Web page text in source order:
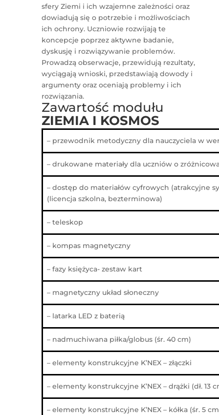
sfery Ziemi i ich wzajemne zależności oraz
dowiadują się o potrzebie i możliwościach
ich ochrony. Uczniowie rozwijają te
koncepcje poprzez aktywne badanie,
dyskusję i rozwiązywanie problemów.
Prowadzą obserwacje, przewidują rezultaty,
wyciągają wnioski, przedstawiają dowody i
argumenty oraz oceniają problemy i ich
rozwiązania.
Zawartość modułu
ZIEMIA I KOSMOS
– przewodnik metodyczny dla nauczyciela w
– drukowane materiały dla uczniów o
– dostęp do materiałów cyfrowych (atrakcyjne
(licencja szkolna, bezterminowa)
– teleskop
– kompas magnetyczny
– fazy księżyca- zestaw kart
– magnetyczny układ słoneczny
– latarka LED z baterią
– nadmuchiwana piłka/globus (śr. 40 cm)
– elementy konstrukcyjne K’NEX – złączki
– elementy konstrukcyjne K’NEX – drążki (dł. 13
– elementy konstrukcyjne K’NEX – kółka (śr. 5